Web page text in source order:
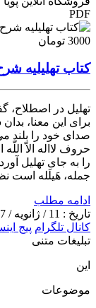
PDF
3000 تومان
کتاب تهلیلیه شرح
تهلیل در اصطلاح،
برای این معنا،
صدای خود را بلند
حروف لااله الاّ
را به جای تهلیل
جمله، هَیلَله است
ادامه مطلب
تاریخ : 11 / ژانویه / 2017
کانال تلگرام پیج
تبلیغات متنی
این
موضوعات